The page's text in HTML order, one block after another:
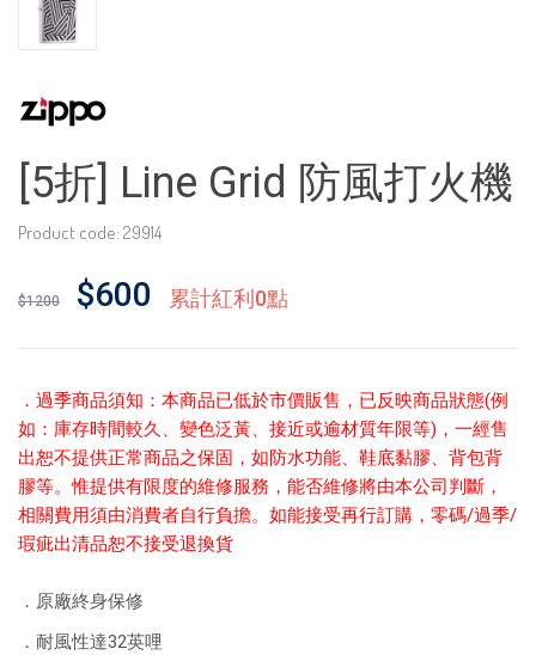
[5折] Line Grid 防風打火機
Product code: 29914
$1200 $600 累計紅利0點
． 過季商品須知：本商品已低於市價販售，已反映商品狀態(例
如：庫存時間較久、變色泛黃、接近或逾材質年限等)，一經售
出恕不提供正常商品之保固，如防水功能、鞋底黏膠、背包背
膠等。惟提供有限度的維修服務，能否維修將由本公司判斷，
相關費用須由消費者自行負擔。如能接受再行訂購，零碼/過季/
瑕疵出清品恕不接受退換貨
．原廠終身保修
．耐風性達32英哩